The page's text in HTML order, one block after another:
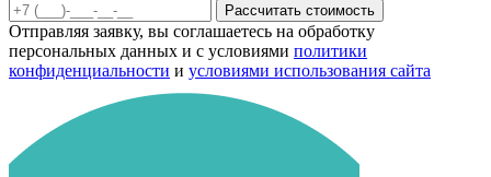
Рассчитать стоимость
Отправляя заявку, вы соглашаетесь на обработку
персональных данных и с условиями политики
конфиденциальности и условиями использования сайта